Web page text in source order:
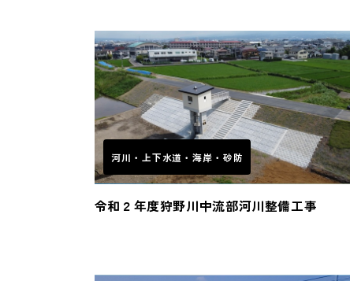
河川・上下水道・海岸・砂防
令和２年度狩野川中流部河川整備工事